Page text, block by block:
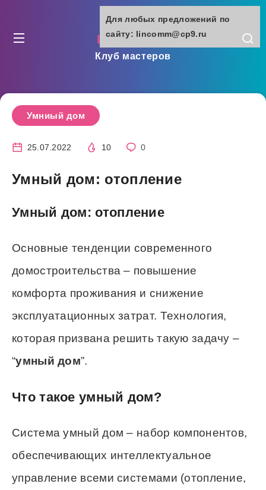
lincomm.ru
Клуб мастеров
Умниый дом
25.07.2022 10 0
Умный дом: отопление
Умный дом: отопление
Основные тенденции современного
домостроительства – повышение
комфорта проживания и снижение
эксплуатационных затрат. Технология,
которая призвана решить такую задачу –
“умный дом”.
Что такое умный дом?
Система умный дом – набор компонентов,
обеспечивающих интеллектуальное
управление всеми системами (отопление,
Для любых предложений по
сайту: lincomm@cp9.ru